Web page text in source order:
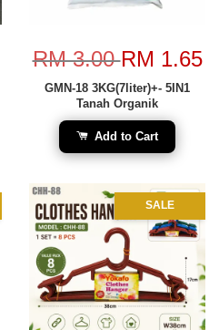
RM 3.00RM 1.65
GMN-18 3KG(7liter)+- 5IN1
Tanah Organik
Add to Cart
SALE